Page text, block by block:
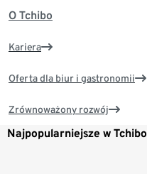
O Tchibo
Kariera
Oferta dla biur i gastronomii
Zrównoważony rozwój
Najpopularniejsze w Tchibo